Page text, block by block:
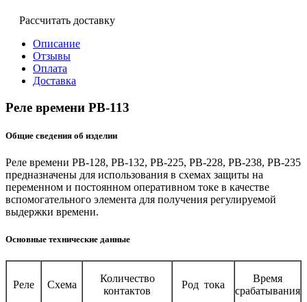
Рассчитать доставку
Описание
Отзывы
Оплата
Доставка
Реле времени РВ-113
Общие сведения об изделии
Реле времени РВ-128, РВ-132, РВ-225, РВ-228, РВ-238, РВ-235
предназначены для использования в схемах защиты на
переменном и постоянном оперативном токе в качестве
вспомогательного элемента для получения регулируемой
выдержки времени.
Основные технические данные
Реле Схема
Количество
контактов
Род тока
Время
срабатывания